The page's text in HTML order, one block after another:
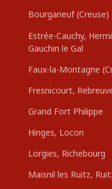
Bourganeuf (Creuse)
Estrée-Cauchy,
Gauchin le Gal
Faux-la-Montagne
Fresnicourt,
Grand Fort Philippe
Hinges, Locon
Lorgies, Richebourg
Maisnil les Ruitz,